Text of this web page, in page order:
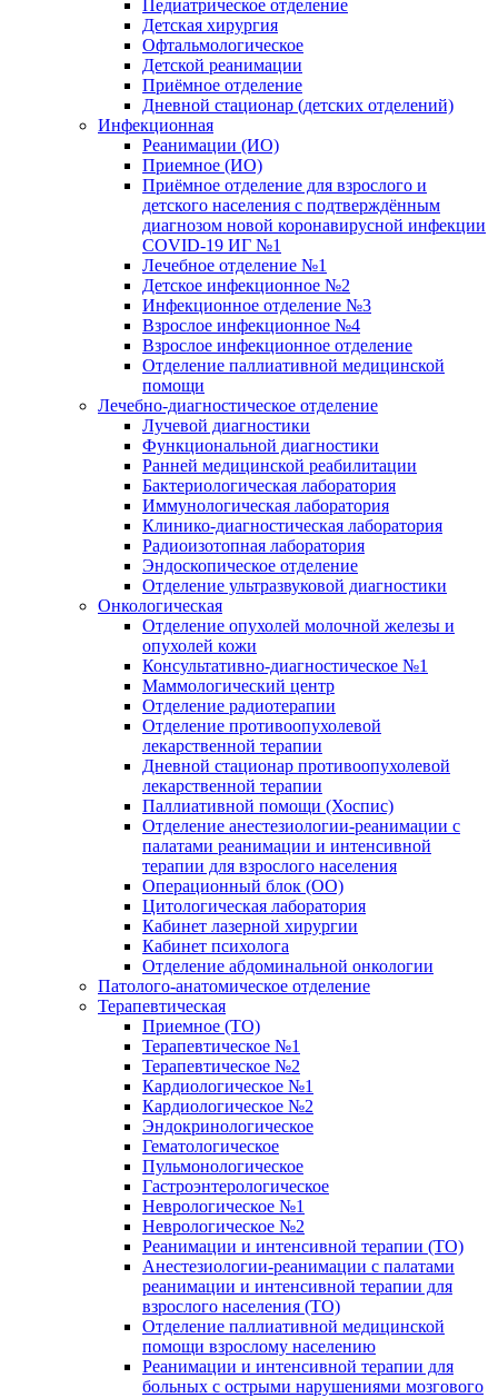
Педиатрическое отделение
Детская хирургия
Офтальмологическое
Детской реанимации
Приёмное отделение
Дневной стационар (детских отделений)
Инфекционная
Реанимации (ИО)
Приемное (ИО)
Приёмное отделение для взрослого и
детского населения с подтверждённым
диагнозом новой коронавирусной инфекции
COVID-19 ИГ №1
Лечебное отделение №1
Детское инфекционное №2
Инфекционное отделение №3
Взрослое инфекционное №4
Взрослое инфекционное отделение
Отделение паллиативной медицинской
помощи
Лечебно-диагностическое отделение
Лучевой диагностики
Функциональной диагностики
Ранней медицинской реабилитации
Бактериологическая лаборатория
Иммунологическая лаборатория
Клинико-диагностическая лаборатория
Радиоизотопная лаборатория
Эндоскопическое отделение
Отделение ультразвуковой диагностики
Онкологическая
Отделение опухолей молочной железы и
опухолей кожи
Консультативно-диагностическое №1
Маммологический центр
Отделение радиотерапии
Отделение противоопухолевой
лекарственной терапии
Дневной стационар противоопухолевой
лекарственной терапии
Паллиативной помощи (Хоспис)
Отделение анестезиологии-реанимации с
палатами реанимации и интенсивной
терапии для взрослого населения
Операционный блок (ОО)
Цитологическая лаборатория
Кабинет лазерной хирургии
Кабинет психолога
Отделение абдоминальной онкологии
Патолого-анатомическое отделение
Терапевтическая
Приемное (ТО)
Терапевтическое №1
Терапевтическое №2
Кардиологическое №1
Кардиологическое №2
Эндокринологическое
Гематологическое
Пульмонологическое
Гастроэнтерологическое
Неврологическое №1
Неврологическое №2
Реанимации и интенсивной терапии (ТО)
Анестезиологии-реанимации с палатами
реанимации и интенсивной терапии для
взрослого населения (ТО)
Отделение паллиативной медицинской
помощи взрослому населению
Реанимации и интенсивной терапии для
больных с острыми нарушениями мозгового